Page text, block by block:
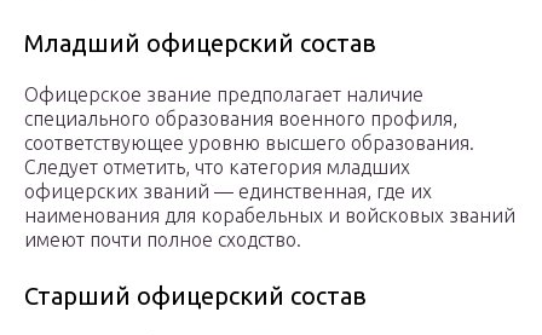
Младший офицерский состав
Офицерское звание предполагает наличие
специального образования военного профиля,
соответствующее уровню высшего образования.
Следует отметить, что категория младших
офицерских званий — единственная, где их
наименования для корабельных и войсковых званий
имеют почти полное сходство.
Старший офицерский состав